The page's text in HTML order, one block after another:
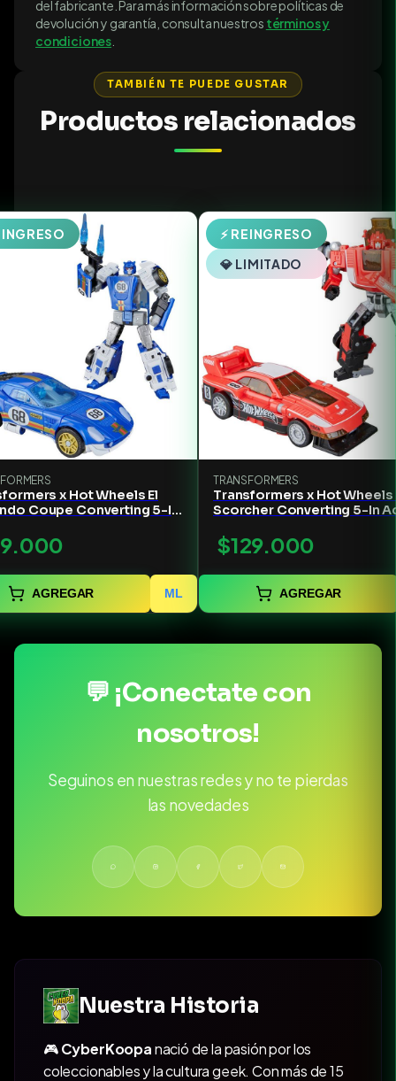
del fabricante. Para más información sobre políticas de
devolución y garantía, consulta nuestros términos y
condiciones
TAMBIÉN TE PUEDE GUSTAR
Productos relacionados
x Hot Wheels El
Coupe Converting 5-In
AGREGAR ML
⚡ REINGRESO
💎 LIMITADO
TRANSFORMERS
Transformers x Hot Wheels
Scorcher Converting 5-In
$129.000
AGREGAR
💬 ¡Conectate con
nosotros!
Seguinos en nuestras redes y no te pierdas
las novedades
Nuestra Historia
🎮CyberKoopanació de la pasión por los
coleccionables y la cultura geek. Con más de 15